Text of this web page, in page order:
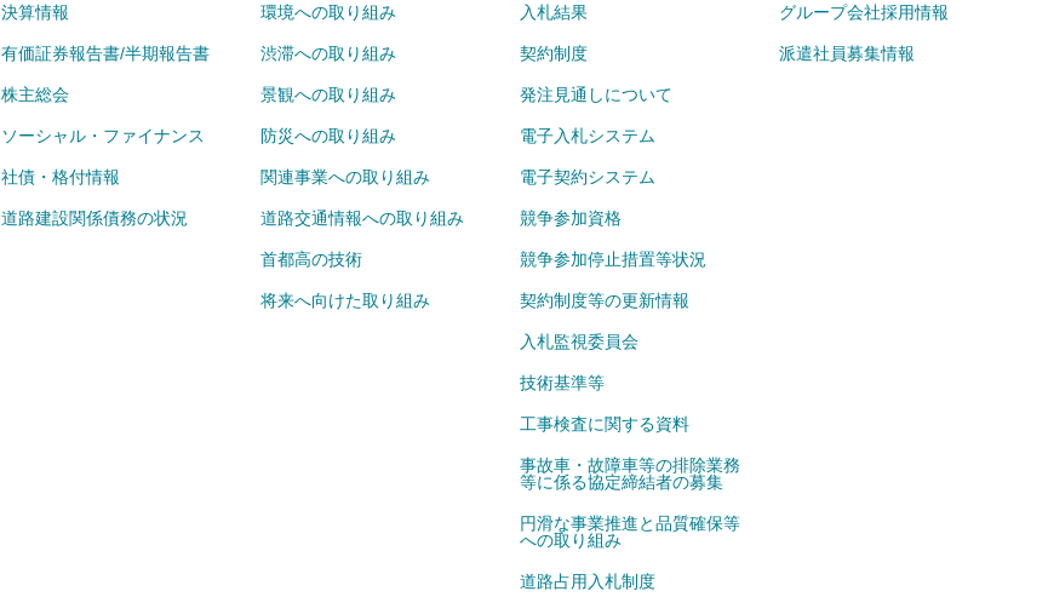
決算情報
有価証券報告書/半期報告書
株主総会
ソーシャル・ファイナンス
社債・格付情報
道路建設関係債務の状況
環境への取り組み
渋滞への取り組み
景観への取り組み
防災への取り組み
関連事業への取り組み
道路交通情報への取り組み
首都高の技術
将来へ向けた取り組み
入札結果
契約制度
発注見通しについて
電子入札システム
電子契約システム
競争参加資格
競争参加停止措置等状況
契約制度等の更新情報
入札監視委員会
技術基準等
工事検査に関する資料
事故車・故障車等の排除業務
等に係る協定締結者の募集
円滑な事業推進と品質確保等
への取り組み
道路占用入札制度
グループ会社採用情報
派遣社員募集情報